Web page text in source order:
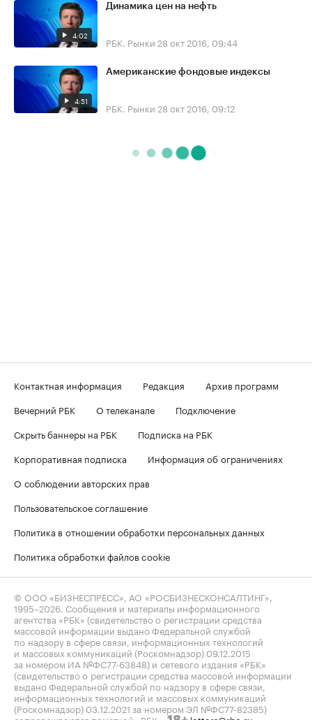
4:02
Динамика цен на нефть
РБК. Рынки 28 окт 2016, 09:44
4:51
Американские фондовые индексы
РБК. Рынки 28 окт 2016, 09:12
Контактная информация Редакция
Архив программ
Вечерний РБК
О телеканале
Подключение
Скрыть баннеры на РБК
Подписка на РБК
Корпоративная подписка
Информация об ограничениях
О соблюдении авторских прав
Пользовательское соглашение
Политика в отношении обработки персональных данных
Политика обработки файлов cookie
© ООО «БИЗНЕСПРЕСС», АО «РОСБИЗНЕСКОНСАЛТИНГ»,
1995–2026 . Сообщения и материалы информационного
агентства «РБК» (свидетельство о регистрации средства
массовой информации выдано Федеральной службой
по надзору в сфере связи, информационных технологий
и массовых коммуникаций (Роскомнадзор) 09.12.2015
за номером ИА №ФС77-63848) и сетевого издания «РБК»
(свидетельство о регистрации средства массовой информации
выдано Федеральной службой по надзору в сфере связи,
информационных технологий и массовых коммуникаций
(Роскомнадзор) 03.12.2021 за номером ЭЛ №ФС77-82385)